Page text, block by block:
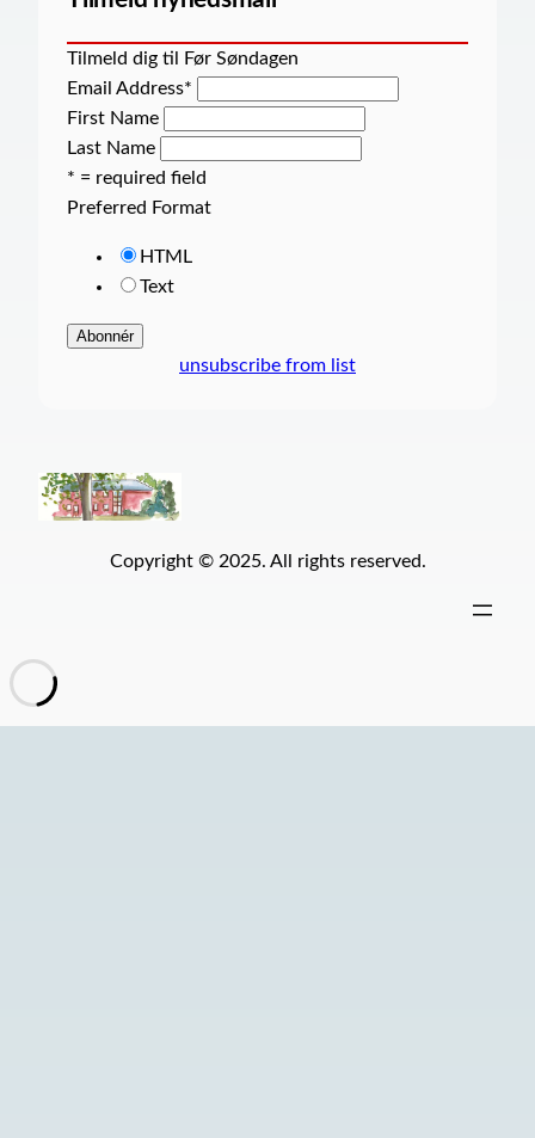
Tilmeld dig til Før Søndagen
Email Address*
First Name
Last Name
* = required field
Preferred Format
HTML
Text
unsubscribe from list
Copyright © 2025. All rights reserved.